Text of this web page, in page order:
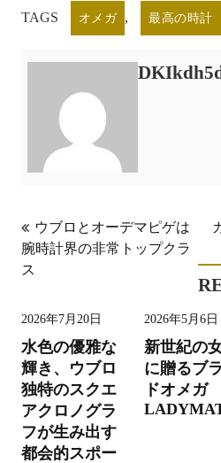
TAGS オメガ , 最高の時計
投
稿
ビ
ゲ
ー
シ
ョ
ン
ウブロとオーデマピゲは
腕時計界の非常トップクラ
ス
2026年7月20日
水色の優雅な
輝き、ウブロ
独特のスクエ
アクロノグラ
フが生み出す
都会的スポー
2026年5月6日
新世紀の
に贈るブ
ドオメガ